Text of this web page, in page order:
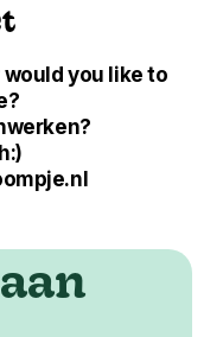
you like to